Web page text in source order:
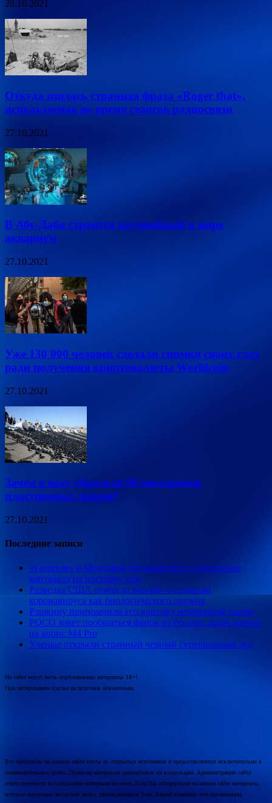
28.10.2021
Откуда взялась странная фраза «Roger that»,
используемая во время сеансов радиосвязи
27.10.2021
В Абу-Даби строится крупнейший в мире
аквариум
27.10.2021
Уже 130 000 человек сделали снимки своих глаз
ради получения криптовалюты Worldcoin
27.10.2021
Зачем в воду сбросили 96 миллионов
пластиковых шаров?
27.10.2021
Последние записи
«Газпром» и Молдавия договорились о продлении
контракта на поставку газа
Разведка США отвергла версию о создании
коронавируса как биологического оружия
Рашкину припомнили его критику незаконной охоты
POCO зовет пообщаться фанов из России: задай вопрос
на анонс M4 Pro
Ученые открыли странный черный суперионный лед
На сайте могут быть опубликованы материалы 18+!
При цитировании ссылка на источник обязательна.
Все материалы на данном сайте взяты из открытых источников и предоставляются исключительно в
ознакомительных целях. Права на материалы принадлежат их владельцам. Администрация сайта
ответственности за содержание материала не несет. Если Вы обнаружили на нашем сайте материалы,
которые нарушают авторские права, принадлежащие Вам, Вашей компании или организации,